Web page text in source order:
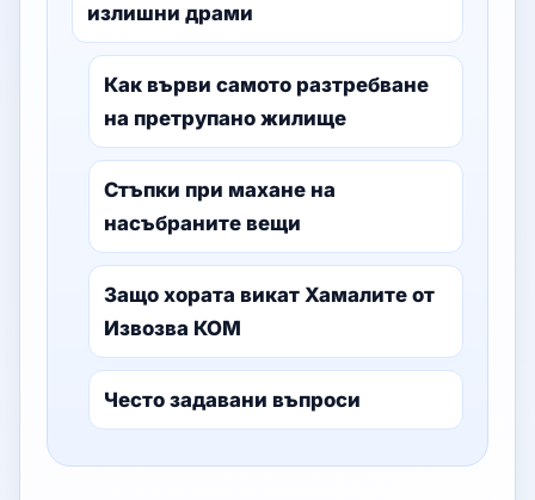
излишни драми
Как върви самото разтребване
на претрупано жилище
Стъпки при махане на
насъбраните вещи
Защо хората викат Хамалите от
Извозва КОМ
Често задавани въпроси